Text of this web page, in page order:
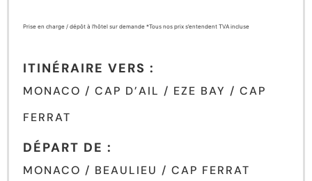
Prise en charge / dépôt à l’hôtel sur demande *Tous nos prix s’entendent TVA incluse
ITINÉRAIRE VERS :
MONACO / CAP D’AIL / EZE BAY / CAP
FERRAT
DÉPART DE :
MONACO / BEAULIEU / CAP FERRAT